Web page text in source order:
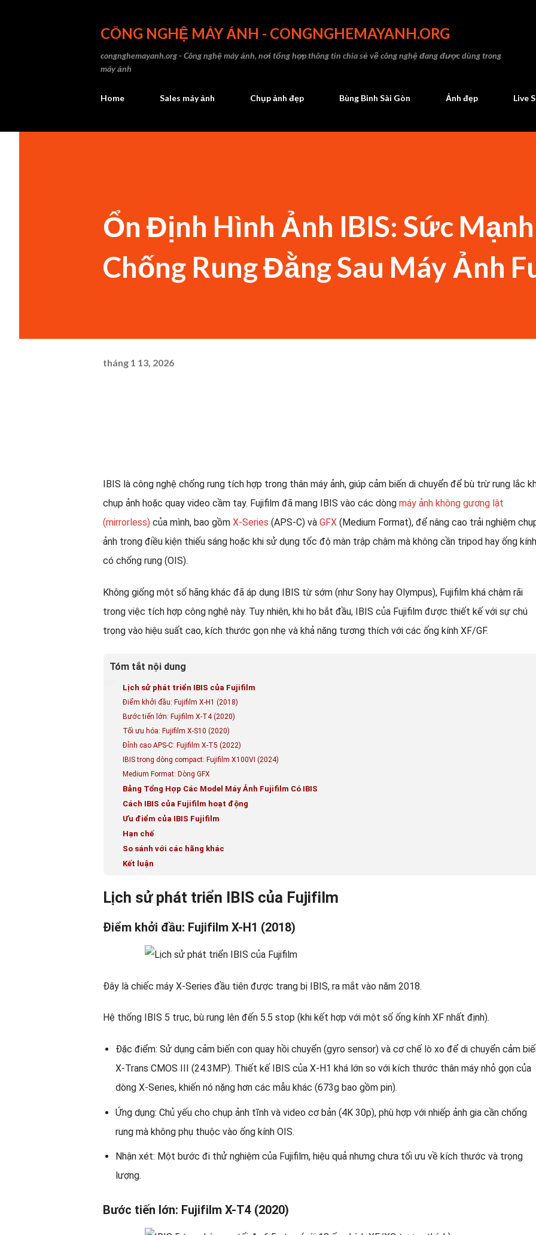
CÔNG NGHỆ MÁY ẢNH - CONGNGHEMAYANH.ORG
congnghemayanh.org - Công nghệ máy ảnh, nơi tổng hợp thông tin chia sẻ về công nghệ đang được dùng trong
máy ảnh
Home Sales máy ảnh Chụp ảnh đẹp Bùng Binh Sài Gòn Ảnh đẹp Live
Ổn Định Hình Ảnh IBIS: Sức Mạnh
Chống Rung Đằng Sau Máy Ảnh
tháng 1 13, 2026
IBIS là công nghệ chống rung tích hợp trong thân máy ảnh, giúp cảm biến di chuyển để bù trừ rung lắc
chụp ảnh hoặc quay video cầm tay. Fujifilm đã mang IBIS vào các dòng máy ảnh không gương lật
(mirrorless) của mình, bao gồm X-Series (APS-C) và GFX (Medium Format), để nâng cao trải nghiệm
ảnh trong điều kiện thiếu sáng hoặc khi sử dụng tốc độ màn trập chậm mà không cần tripod hay ống kính
có chống rung (OIS).
Không giống một số hãng khác đã áp dụng IBIS từ sớm (như Sony hay Olympus), Fujifilm khá chậm rãi
trong việc tích hợp công nghệ này. Tuy nhiên, khi họ bắt đầu, IBIS của Fujifilm được thiết kế với sự chú
trọng vào hiệu suất cao, kích thước gọn nhẹ và khả năng tương thích với các ống kính XF/GF.
Tóm tắt nội dung
Lịch sử phát triển IBIS của Fujifilm
Điểm khởi đầu: Fujifilm X-H1 (2018)
Bước tiến lớn: Fujifilm X-T4 (2020)
Tối ưu hóa: Fujifilm X-S10 (2020)
Đỉnh cao APS-C: Fujifilm X-T5 (2022)
IBIS trong dòng compact: Fujifilm X100VI (2024)
Medium Format: Dòng GFX
Bảng Tổng Hợp Các Model Máy Ảnh Fujifilm Có IBIS
Cách IBIS của Fujifilm hoạt động
Ưu điểm của IBIS Fujifilm
Hạn chế
So sánh với các hãng khác
Kết luận
Lịch sử phát triển IBIS của Fujifilm
Điểm khởi đầu: Fujifilm X-H1 (2018)
Đây là chiếc máy X-Series đầu tiên được trang bị IBIS, ra mắt vào năm 2018.
Hệ thống IBIS 5 trục, bù rung lên đến 5.5 stop (khi kết hợp với một số ống kính XF nhất định).
Đặc điểm: Sử dụng cảm biến con quay hồi chuyển (gyro sensor) và cơ chế lò xo để di chuyển cảm
X-Trans CMOS III (24.3MP). Thiết kế IBIS của X-H1 khá lớn so với kích thước thân máy nhỏ gọn của
dòng X-Series, khiến nó nặng hơn các mẫu khác (673g bao gồm pin).
Ứng dụng: Chủ yếu cho chụp ảnh tĩnh và video cơ bản (4K 30p), phù hợp với nhiếp ảnh gia cần chống
rung mà không phụ thuộc vào ống kính OIS.
Nhận xét: Một bước đi thử nghiệm của Fujifilm, hiệu quả nhưng chưa tối ưu về kích thước và trọng
lượng.
Bước tiến lớn: Fujifilm X-T4 (2020)